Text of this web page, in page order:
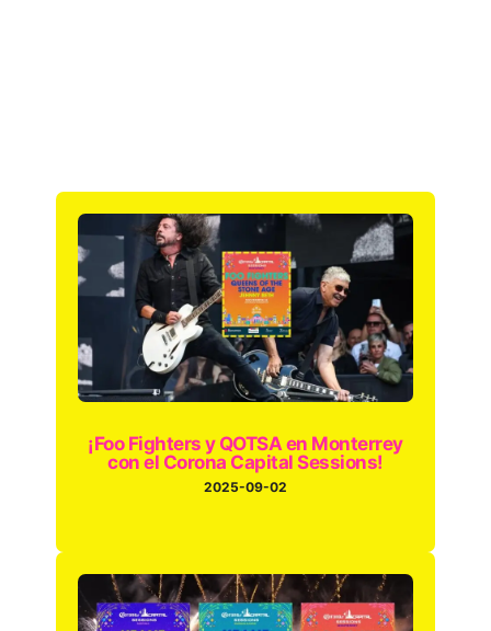
¡Foo Fighters y QOTSA en Monterrey
con el Corona Capital Sessions!
2025-09-02